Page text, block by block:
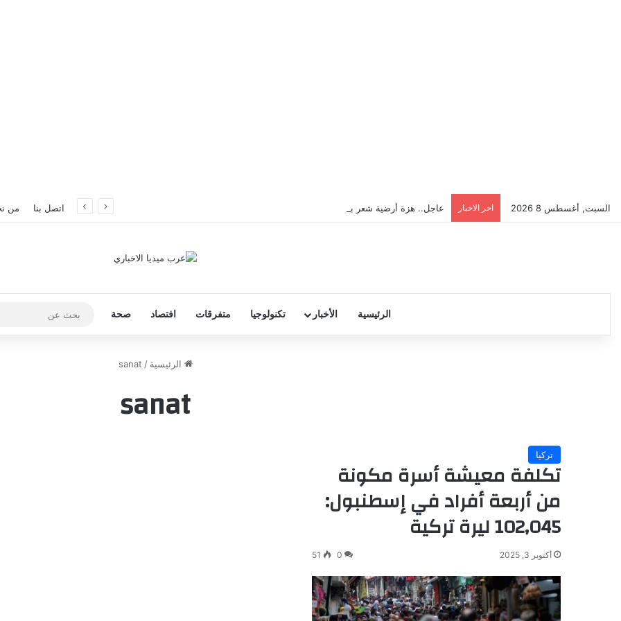
السبت, أغسطس 8 2026 اخر الاخبار عاجل.. هزة أرضية شعر بها سكان إسطنبول اتصل بنا من
الرئيسية الأخبار تكنولوجيا متفرقات افتصاد صحة
الرئيسية /
sanat
sanat
تركيا
تكلفة معيشة أسرة مكونة
من أربعة أفراد في إسطنبول:
102,045 ليرة تركية
أكتوبر 3, 2025 0
51